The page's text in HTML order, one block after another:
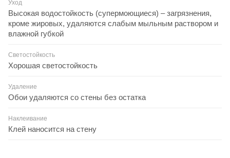
Уход
Высокая водостойкость (супермоющиеся) – загрязнения,
кроме жировых, удаляются слабым мыльным раствором и
влажной губкой
Светостойкость
Хорошая светостойкость
Удаление
Обои удаляются со стены без остатка
Наклеивание
Клей наносится на стену